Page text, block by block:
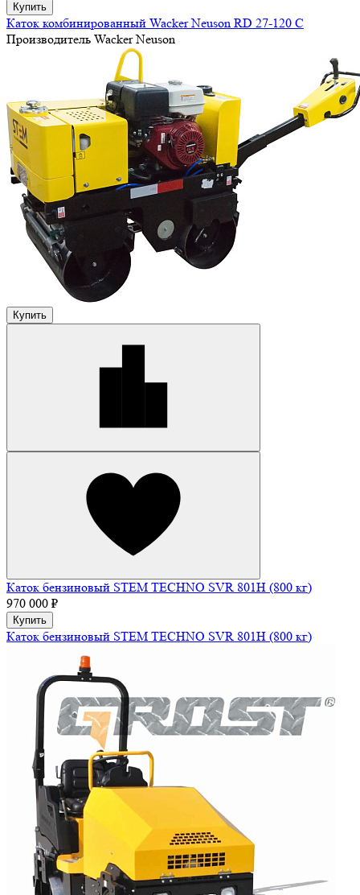
Купить
Каток комбинированный Wacker Neuson RD 27-120 C
Производитель Wacker Neuson
Купить
Каток бензиновый STEM TECHNO SVR 801H (800 кг)
970 000 ₽
Купить
Каток бензиновый STEM TECHNO SVR 801H (800 кг)